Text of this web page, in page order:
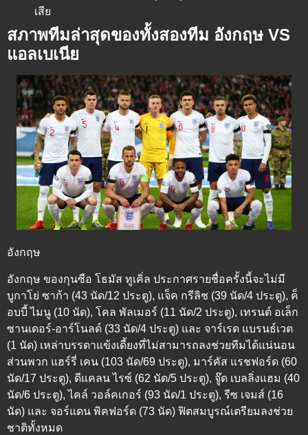
เสีย
สภาพทีมล่าสุดของทั้งสองทีม อังกฤษ VS
แอลเบเนีย
อังกฤษ
อังกฤษ ของกุนซือ โธมัส ทูเคิ่ล ประกาศรายชื่อครั้งนี้จะไม่มี
บูกาโย่ ซาก้า (43 นัด/12 ประตู), แจ็ค กรีลิช (39 นัด/4 ประตู), ค็
อบบี้ ไมนู (10 นัด), โคล พัลเมอร์ (11 นัด/2 ประตู), เทรนต์ อเล็ก
ซานเดอร์-อาร์โนลด์ (33 นัด/4 ประตู) และ จาร์เรด แบรนธ์เวต
(1 นัด) เหล่าบรรดาแข้งเดี้ยงที่ไม่สามารถลงช่วยทีมได้แน่นอน
ส่วนพวก แฮร์รี่ เคน (103 นัด/69 ประตู), มาร์คัส แรชฟอร์ด (60
นัด/17 ประตู), ดีแคลน ไรซ์ (62 นัด/5 ประตู), จู๊ด เบลลิ่งแฮม (40
นัด/6 ประตู), ไคล์ วอล์คเกอร์ (93 นัด/1 ประตู), รีซ เจมส์ (16
นัด) และ จอร์แดน พิคฟอร์ด (73 นัด) ฟิตสมบูรณ์เตรียมลงช่วย
ชาติทั้งหมด